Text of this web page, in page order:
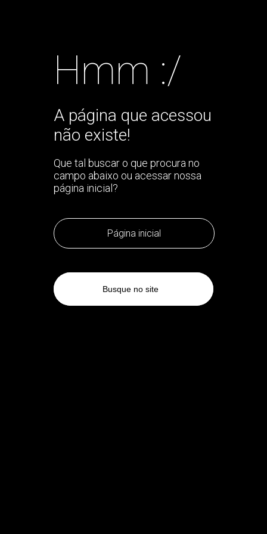
Hmm :/
A página que acessou
não existe!
Que tal buscar o que procura no
campo abaixo ou acessar nossa
página inicial?
Página inicial